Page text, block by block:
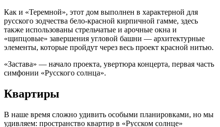
Как и «Теремной», этот дом выполнен в характерной для
русского зодчества бело-красной кирпичной гамме, здесь
также использованы стрельчатые и арочные окна и
«щипцовые» завершения угловой башни — архитектурные
элементы, которые пройдут через весь проект красной нитью.
«Застава» — начало проекта, увертюра концерта, первая часть
симфонии «Русского солнца».
Квартиры
В наше время сложно удивить особыми планировками, но мы
удивляем: пространство квартир в «Русском солнце»